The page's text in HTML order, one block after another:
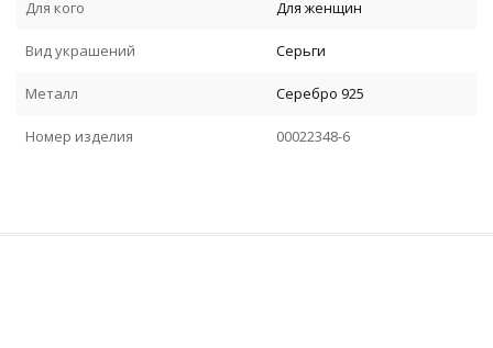
Для кого Для женщин
Вид украшений Серьги
Металл Серебро 925
Номер изделия 00022348-6